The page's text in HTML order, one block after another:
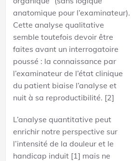
anatomique pour l’examinateur).
Cette analyse qualitative
semble toutefois devoir être
faites avant un interrogatoire
poussé : la connaissance par
l’examinateur de l’état clinique
du patient biaise l’analyse et
nuit à sa reproductibilité. [2]
L’analyse quantitative peut
enrichir notre perspective sur
l’intensité de la douleur et le
handicap induit [1] mais ne